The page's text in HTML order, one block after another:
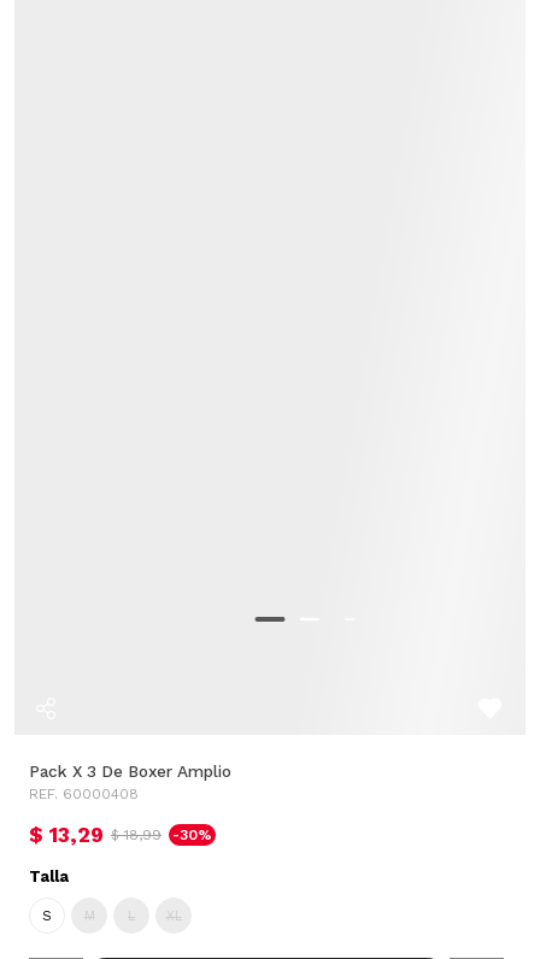
Pack X 3 De Boxer Amplio
REF. 60000408
$ 13,29 $ 18,99 -30%
Talla
S M L XL